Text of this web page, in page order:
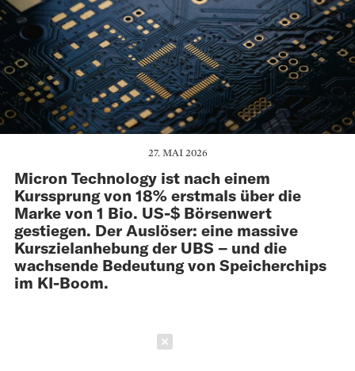
27. MAI 2026
Micron Technology ist nach einem
Kurssprung von 18% erstmals über die
Marke von 1 Bio. US-$ Börsenwert
gestiegen. Der Auslöser: eine massive
Kurszielanhebung der UBS – und die
wachsende Bedeutung von Speicherchips
im KI-Boom.